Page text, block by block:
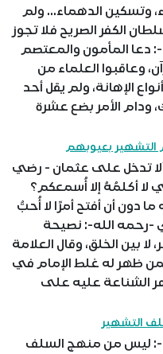
وتسكين الدهماء... ولم
الكفر الصريح فلا تجوز
دعا المأمون والمعتصم
وعاقبوا العلماء من
الإهانة، ولم يقل أحد
الأمر بضع عشرة
بعيوبهم
تدخل على عثمان - رضي
لا أكلمُهُ إلا أُسمعكم؟
دون أن أفتح أمرًا لا أُحبُّ
-رحمه الله-: نصيحة
بين الخلق، وقال العلامة
ظهر له غلط الإمام في
الشناعة عليه على
التشهير
: ليس من منهج السلف